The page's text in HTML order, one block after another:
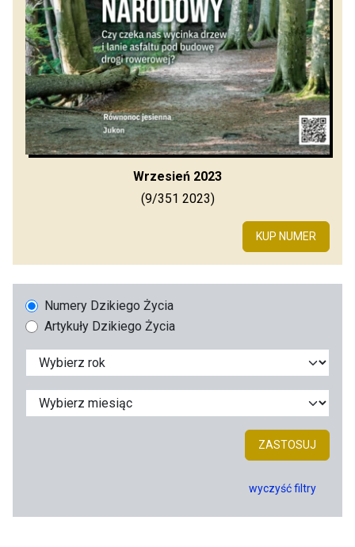
Wrzesień 2023
(9/351 2023)
KUP NUMER
Numery Dzikiego Życia
Artykuły Dzikiego Życia
ZASTOSUJ
wyczyść filtry